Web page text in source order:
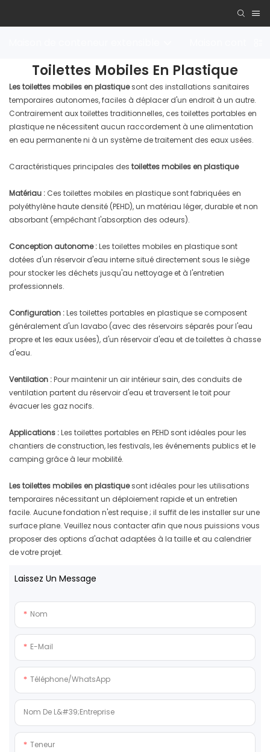
Toilettes Mobiles En Plastique
Les toilettes mobiles en plastiquesont des installations sanitaires
temporaires autonomes, faciles à déplacer d'un endroit à un autre.
Contrairement aux toilettes traditionnelles, ces toilettes portables en
plastique ne nécessitent aucun raccordement à une alimentation
en eau permanente ni à un système de traitement des eaux usées.
Caractéristiques principales des toilettes mobiles en plastique
Matériau : Ces toilettes mobiles en plastique sont fabriquées en
polyéthylène haute densité (PEHD), un matériau léger, durable et non
absorbant (empêchant l'absorption des odeurs).
Conception autonome :Les toilettes mobiles en plastique sont
dotées d'un réservoir d'eau interne situé directement sous le siège
pour stocker les déchets jusqu'au nettoyage et à l'entretien
professionnels.
Configuration :Les toilettes portables en plastique se composent
généralement d'un lavabo (avec des réservoirs séparés pour l'eau
propre et les eaux usées), d'un réservoir d'eau et de toilettes à chasse
d'eau.
Ventilation :Pour maintenir un air intérieur sain, des conduits de
ventilation partent du réservoir d'eau et traversent le toit pour
évacuer les gaz nocifs.
Applications :Les toilettes portables en PEHD sont idéales pour les
chantiers de construction, les festivals, les événements publics et le
camping grâce à leur mobilité.
Les toilettes mobiles en plastiquesont idéales pour les utilisations
temporaires nécessitant un déploiement rapide et un entretien
facile. Aucune fondation n'est requise ; il suffit de les installer sur une
surface plane. Veuillez nous contacter afin que nous puissions vous
proposer des options d'achat adaptées à la taille et au calendrier
de votre projet.
Laissez Un Message
Nom
E-Mail
Téléphone/WhatsApp
Nom De L&#39;entreprise
Teneur